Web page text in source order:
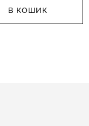
В КОШИК